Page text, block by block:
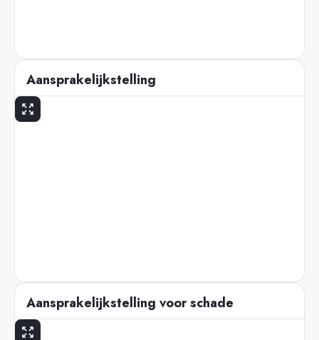
Aansprakelijkstelling
Aansprakelijkstelling voor schade